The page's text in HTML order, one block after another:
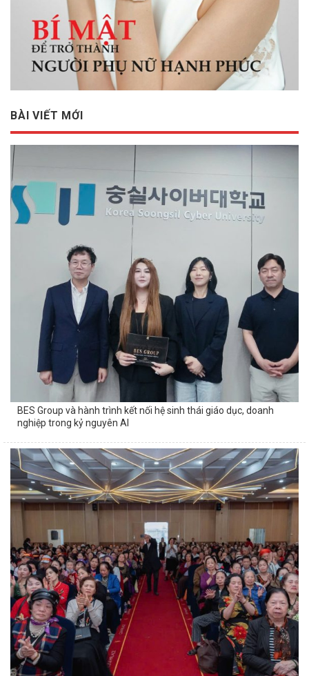
BÀI VIẾT MỚI
BES Group và hành trình kết nối hệ sinh thái giáo dục, doanh
nghiệp trong kỷ nguyên AI